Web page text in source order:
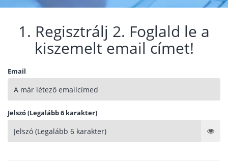
1. Regisztrálj 2. Foglald le a
kiszemelt email címet!
Email
Jelszó (Legalább 6 karakter)